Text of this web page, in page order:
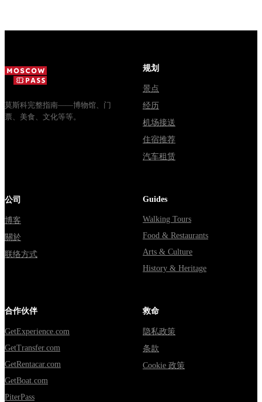
через
Владими...
莫斯科完整指南——博物馆、门
票、美食、文化等等。
规划
景点
经历
机场接送
住宿推荐
汽车租赁
公司
博客
關於
联络方式
Guides
Walking Tours
Food & Restaurants
Arts & Culture
History & Heritage
合作伙伴
GetExperience.com
GetTransfer.com
GetRentacar.com
GetBoat.com
PiterPass
救命
隐私政策
条款
Cookie 政策